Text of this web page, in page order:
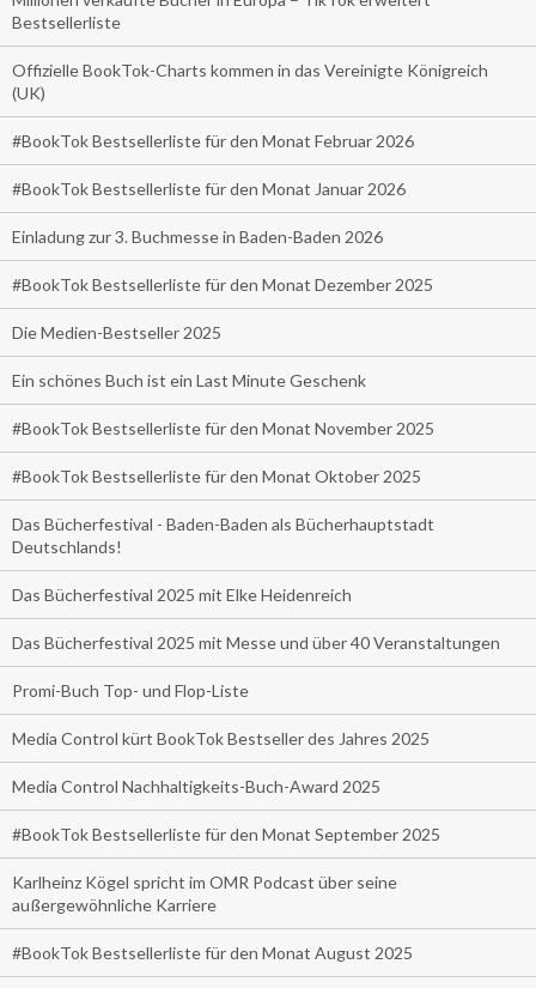
Bestsellerliste
Offizielle BookTok-Charts kommen in das Vereinigte Königreich
(UK)
#BookTok Bestsellerliste für den Monat Februar 2026
#BookTok Bestsellerliste für den Monat Januar 2026
Einladung zur 3. Buchmesse in Baden-Baden 2026
#BookTok Bestsellerliste für den Monat Dezember 2025
Die Medien-Bestseller 2025
Ein schönes Buch ist ein Last Minute Geschenk
#BookTok Bestsellerliste für den Monat November 2025
#BookTok Bestsellerliste für den Monat Oktober 2025
Das Bücherfestival - Baden-Baden als Bücherhauptstadt
Deutschlands!
Das Bücherfestival 2025 mit Elke Heidenreich
Das Bücherfestival 2025 mit Messe und über 40 Veranstaltungen
Promi-Buch Top- und Flop-Liste
Media Control kürt BookTok Bestseller des Jahres 2025
Media Control Nachhaltigkeits-Buch-Award 2025
#BookTok Bestsellerliste für den Monat September 2025
Karlheinz Kögel spricht im OMR Podcast über seine
außergewöhnliche Karriere
#BookTok Bestsellerliste für den Monat August 2025